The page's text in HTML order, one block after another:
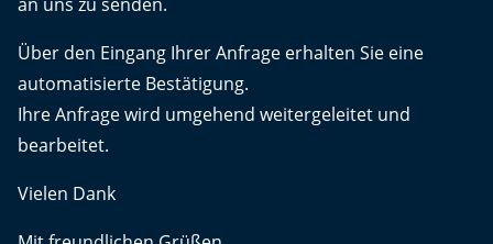
Über den Eingang Ihrer Anfrage erhalten Sie eine
automatisierte Bestätigung.
Ihre Anfrage wird umgehend weitergeleitet und
bearbeitet.
Vielen Dank